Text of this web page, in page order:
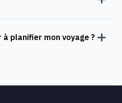
planifier mon voyage ?